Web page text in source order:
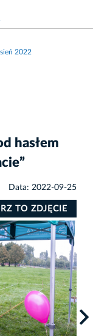
2022
hasłem
Data: 2022-09-25
TO ZDJĘCIE